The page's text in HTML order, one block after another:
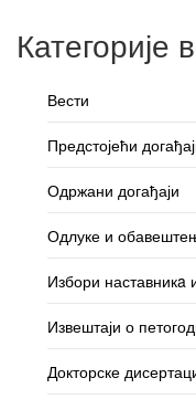
Категорије
Вести
Предстојећи
Одржани догађаји
Одлуке и
Избори наставникa
Извештаји о
Докторске